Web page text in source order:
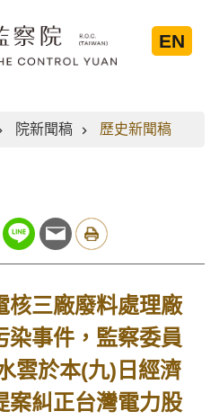
EN
院新聞稿 歷史新聞稿
三廠廢料處理廠
染事件，監察委員
雲於本(九)日經濟
案糾正台灣電力股